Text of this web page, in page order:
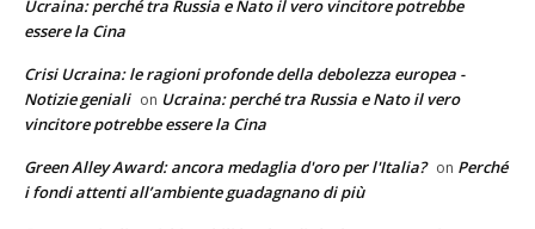
Ucraina: perché tra Russia e Nato il vero vincitore potrebbe
essere la Cina
Crisi Ucraina: le ragioni profonde della debolezza europea -
Notizie geniali on Ucraina: perché tra Russia e Nato il vero
vincitore potrebbe essere la Cina
Green Alley Award: ancora medaglia d'oro per l'Italia? on Perché
i fondi attenti all’ambiente guadagnano di più